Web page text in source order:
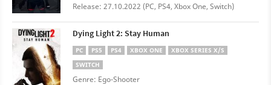
Release: 27.10.2022 (PC, PS4, Xbox One, Switch)
Dying Light 2: Stay Human
PC PS5 PS4 XBOX ONE
XBOX SERIES X/S
SWITCH
Genre: Ego-Shooter